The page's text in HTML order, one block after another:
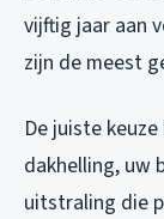
vijftig jaar aan
zijn de meest
De juiste
dakhelling, uw
uitstraling die